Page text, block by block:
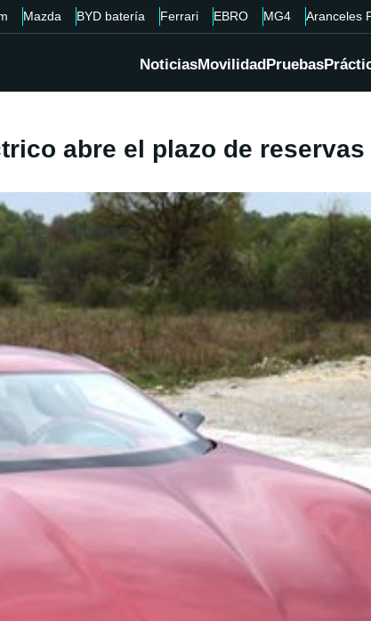
Mazda BYD batería Ferrari EBRO MG4 Aranceles
NoticiasMovilidadPruebas
abre el plazo de reservas